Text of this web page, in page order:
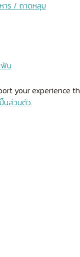
าร / ถาดหลุม
น
your experience
นส่วนตัว.